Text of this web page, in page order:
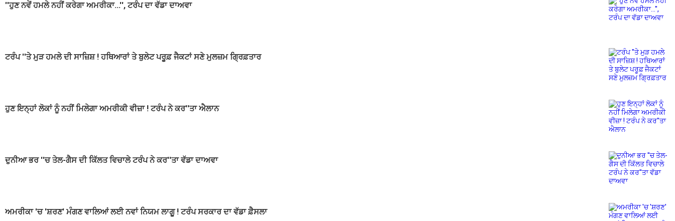
''ਹੁਣ ਨਵੇਂ ਹਮਲੇ ਨਹੀਂ ਕਰੇਗਾ ਅਮਰੀਕਾ...'', ਟਰੰਪ ਦਾ ਵੱਡਾ ਦਾਅਵਾ
ਟਰੰਪ ''ਤੇ ਮੁੜ ਹਮਲੇ ਦੀ ਸਾਜ਼ਿਸ਼ ! ਹਥਿਆਰਾਂ ਤੇ ਬੁਲੇਟ ਪਰੂਫ਼ ਜੈਕਟਾਂ ਸਣੇ ਮੁਲਜ਼ਮ ਗ੍ਰਿਫ਼ਤਾਰ
ਹੁਣ ਇਨ੍ਹਾਂ ਲੋਕਾਂ ਨੂੰ ਨਹੀਂ ਮਿਲੇਗਾ ਅਮਰੀਕੀ ਵੀਜ਼ਾ ! ਟਰੰਪ ਨੇ ਕਰ''ਤਾ ਐਲਾਨ
ਦੁਨੀਆ ਭਰ ''ਚ ਤੇਲ-ਗੈਸ ਦੀ ਕਿੱਲਤ ਵਿਚਾਲੇ ਟਰੰਪ ਨੇ ਕਰ''ਤਾ ਵੱਡਾ ਦਾਅਵਾ
ਅਮਰੀਕਾ 'ਚ 'ਸ਼ਰਣ' ਮੰਗਣ ਵਾਲਿਆਂ ਲਈ ਨਵਾਂ ਨਿਯਮ ਲਾਗੂ ! ਟਰੰਪ ਸਰਕਾਰ ਦਾ ਵੱਡਾ ਫ਼ੈਸਲਾ